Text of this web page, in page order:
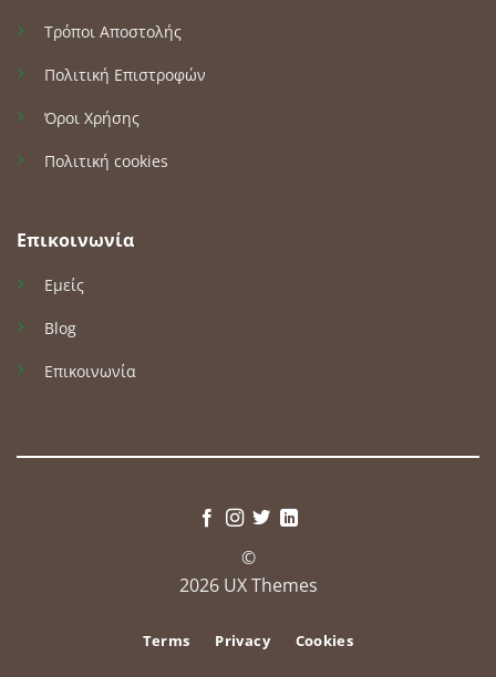
Τρόποι Αποστολής
Πολιτική Επιστροφών
Όροι Χρήσης
Πολιτική cookies
Επικοινωνία
Εμείς
Blog
Επικοινωνία
©
2026 UX Themes
Terms Privacy Cookies